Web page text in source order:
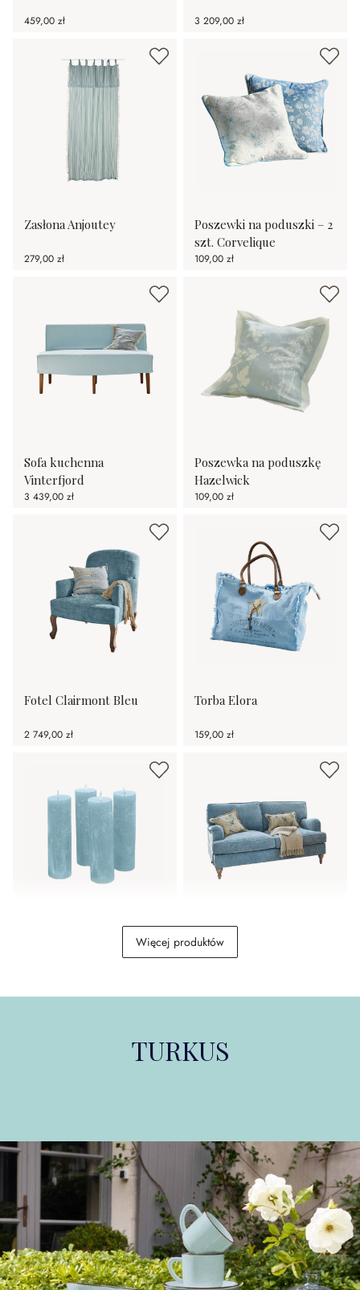
459,00 zł 3 209,00 zł
Zasłona Anjoutey
279,00 zł
Poszewki na poduszki – 2
szt. Corvelique
109,00 zł
Sofa kuchenna
Vinterfjord
3 439,00 zł
Poszewka na poduszkę
Hazelwick
109,00 zł
Fotel Clairmont Bleu
2 749,00 zł
Torba Elora
159,00 zł
Świeca, zestaw 4 szt.
Sofa Elvika
Więcej produktów
TURKUS